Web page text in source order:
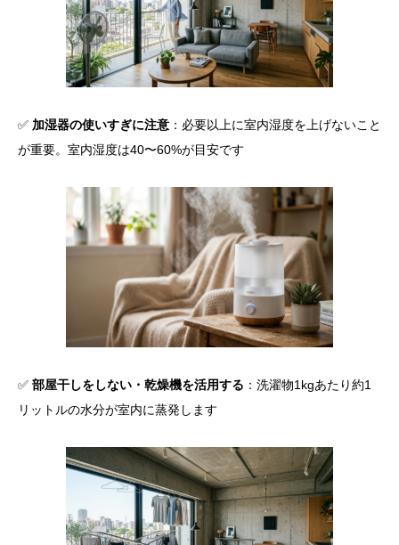
✅ 加湿器の使いすぎに注意 ：必要以上に室内湿度を上げないこと
が重要。室内湿度は40〜60%が目安です
✅ 部屋干しをしない・乾燥機を活用する ：洗濯物1kgあたり約1
リットルの水分が室内に蒸発します